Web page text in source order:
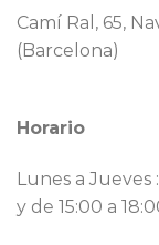
Camí Ral, 65,
(Barcelona)
Horario
Lunes a Jueves
y de 15:00 a